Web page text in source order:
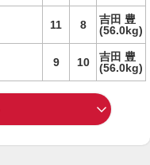
11 8
吉田 豊
(56.0kg)
9 10
吉田 豊
(56.0kg)